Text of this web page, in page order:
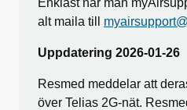
Enklast når man
alt maila till
Uppdatering 2026-01-26
Resmed meddelar att
över Telias 2G-nät.